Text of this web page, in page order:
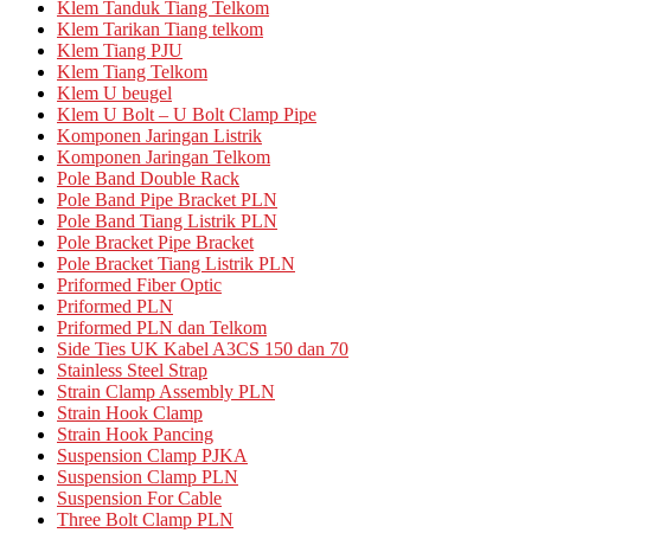
Klem Tanduk Tiang Telkom
Klem Tarikan Tiang telkom
Klem Tiang PJU
Klem Tiang Telkom
Klem U beugel
Klem U Bolt – U Bolt Clamp Pipe
Komponen Jaringan Listrik
Komponen Jaringan Telkom
Pole Band Double Rack
Pole Band Pipe Bracket PLN
Pole Band Tiang Listrik PLN
Pole Bracket Pipe Bracket
Pole Bracket Tiang Listrik PLN
Priformed Fiber Optic
Priformed PLN
Priformed PLN dan Telkom
Side Ties UK Kabel A3CS 150 dan 70
Stainless Steel Strap
Strain Clamp Assembly PLN
Strain Hook Clamp
Strain Hook Pancing
Suspension Clamp PJKA
Suspension Clamp PLN
Suspension For Cable
Three Bolt Clamp PLN